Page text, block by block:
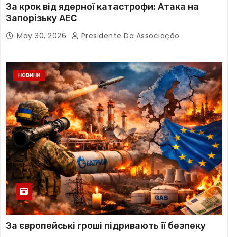
За крок від ядерної катастрофи: Атака на
Запорізьку АЕС
May 30, 2026 Presidente Da Associação
НОВИНИ
За європейські гроші підривають її безпеку